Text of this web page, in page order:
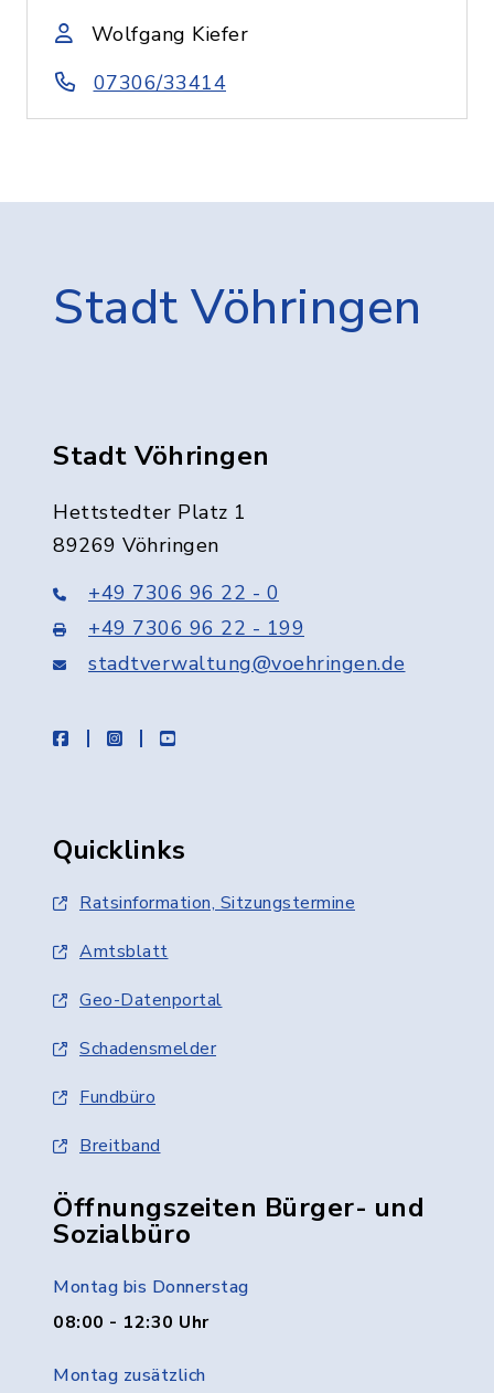
Wolfgang Kiefer
07306/33414
Stadt Vöhringen
Stadt Vöhringen
Hettstedter Platz 1
89269 Vöhringen
+49 7306 96 22 - 0
+49 7306 96 22 - 199
stadtverwaltung@voehringen.de
facebookinstagramyoutube
Quicklinks
Ratsinformation, Sitzungstermine
Amtsblatt
Geo-Datenportal
Schadensmelder
Fundbüro
Breitband
Öffnungszeiten Bürger- und
Sozialbüro
Montag bis Donnerstag
08:00 - 12:30 Uhr
Montag zusätzlich